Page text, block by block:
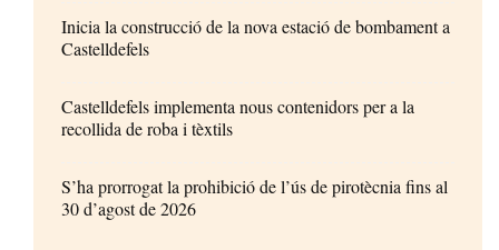
Inicia la construcció de la nova estació de bombament a
Castelldefels
Castelldefels implementa nous contenidors per a la
recollida de roba i tèxtils
S’ha prorrogat la prohibició de l’ús de pirotècnia fins al
30 d’agost de 2026